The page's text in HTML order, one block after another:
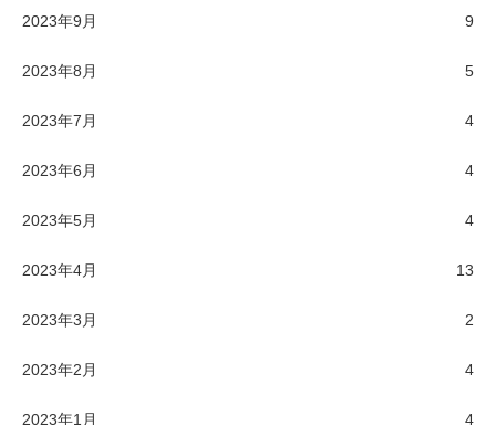
2023年9月 9
2023年8月 5
2023年7月 4
2023年6月 4
2023年5月 4
2023年4月 13
2023年3月 2
2023年2月 4
2023年1月 4